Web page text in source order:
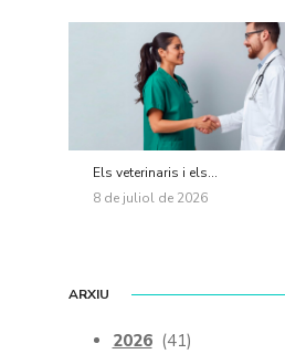
Els veterinaris i els...
8 de juliol de 2026
ARXIU
2026 (41)